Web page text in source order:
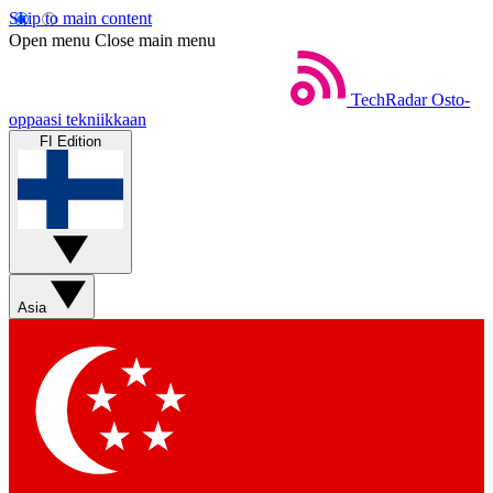
Skip to main content
Open menu Close main menu
TechRadar Osto-
oppaasi tekniikkaan
FI Edition
Asia